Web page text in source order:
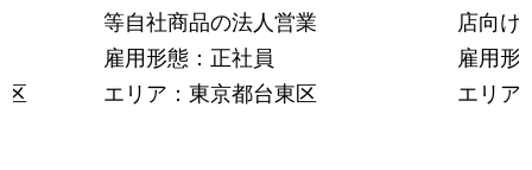
区
等自社商品の法人営業
雇用形態：正社員
エリア：東京都台東区
店向け
雇用形
エリア